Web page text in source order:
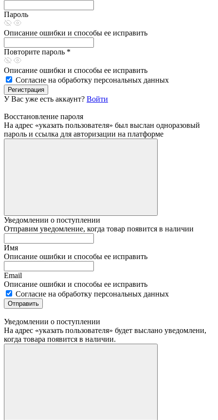
Пароль
Описание ошибки и способы ее исправить
Повторите пароль *
Описание ошибки и способы ее исправить
Согласие на обработку персональных данных
Регистрация
У Вас уже есть аккаунт? Войти
Восстановление пароля
На адрес «указать пользователя» был выслан одноразовый
пароль и ссылка для авторизации на платформе
Уведомлении о поступлении
Отправим уведомление, когда товар появится в наличии
Имя
Описание ошибки и способы ее исправить
Email
Описание ошибки и способы ее исправить
Согласие на обработку персональных данных
Отправить
Уведомлении о поступлении
На адрес «указать пользователя» будет выслано уведомлени,
когда товара появится в наличии.